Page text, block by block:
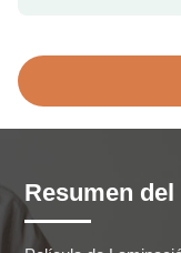
Resumen